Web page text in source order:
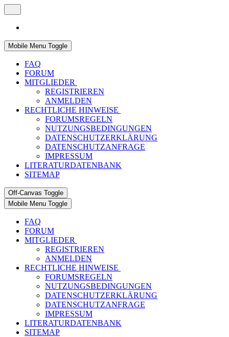
Mobile Menu Toggle
FAQ
FORUM
MITGLIEDER
REGISTRIEREN
ANMELDEN
RECHTLICHE HINWEISE
FORUMSREGELN
NUTZUNGSBEDINGUNGEN
DATENSCHUTZERKLÄRUNG
DATENSCHUTZANFRAGE
IMPRESSUM
LITERATURDATENBANK
SITEMAP
Off-Canvas Toggle
Mobile Menu Toggle
FAQ
FORUM
MITGLIEDER
REGISTRIEREN
ANMELDEN
RECHTLICHE HINWEISE
FORUMSREGELN
NUTZUNGSBEDINGUNGEN
DATENSCHUTZERKLÄRUNG
DATENSCHUTZANFRAGE
IMPRESSUM
LITERATURDATENBANK
SITEMAP